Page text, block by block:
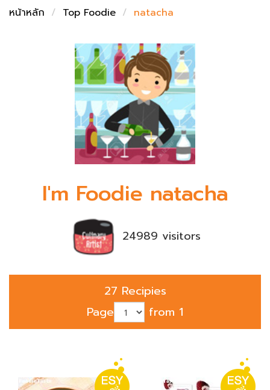
หน้าหลัก
Top Foodie natacha
I'm Foodie natacha
24989 visitors
27 Recipies
Page
from 1